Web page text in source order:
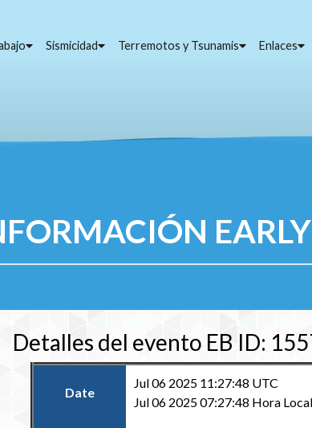
Sismicidad Terremotos y Tsunamis Enlaces
Detalles del evento EB ID:
Date
Jul 06 2025 11:27:48 UTC
Jul 06 2025 07:27:48 Hora Local